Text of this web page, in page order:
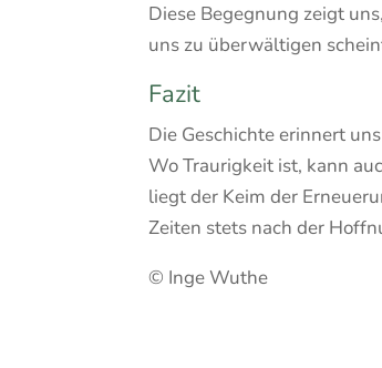
Diese Begegnung zeigt
uns zu überwältigen
Fazit
Die Geschichte erinnert
Wo Traurigkeit ist, kann
liegt der Keim der
Zeiten stets nach der
© Inge Wuthe